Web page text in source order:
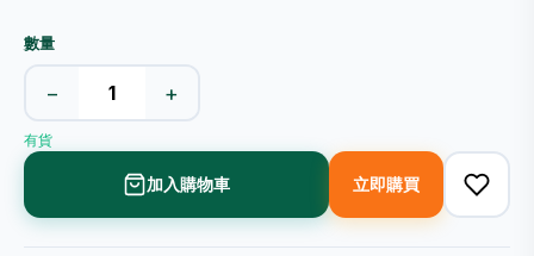
數量
− +
有貨
加入購物車 立即購買